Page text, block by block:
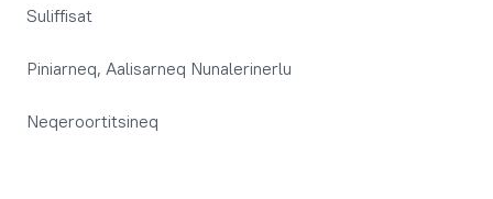
Suliffisat
Piniarneq, Aalisarneq Nunalerinerlu
Neqeroortitsineq